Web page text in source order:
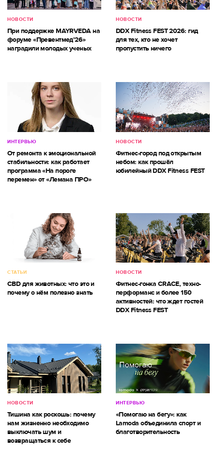
НОВОСТИ
При поддержке MAYRVEDA на
форуме «Превентмед’26»
наградили молодых ученых
НОВОСТИ
DDX Fitness FEST 2026: гид
для тех, кто не хочет
пропустить ничего
ИНТЕРВЬЮ
От ремонта к эмоциональной
стабильности: как работает
программа «На пороге
перемен» от «Лемана ПРО»
НОВОСТИ
Фитнес-город под открытым
небом: как прошёл
юбилейный DDX Fitness FEST
СТАТЬИ
CBD для животных: что это и
почему о нём полезно знать
НОВОСТИ
Фитнес-гонка CRACE, техно-
перформанс и более 150
активностей: что ждет гостей
DDX Fitness FEST
НОВОСТИ
Тишина как роскошь: почему
нам жизненно необходимо
выключать шум и
возвращаться к себе
ИНТЕРВЬЮ
«Помогаю на бегу»: как
Lamoda объединила спорт и
благотворительность